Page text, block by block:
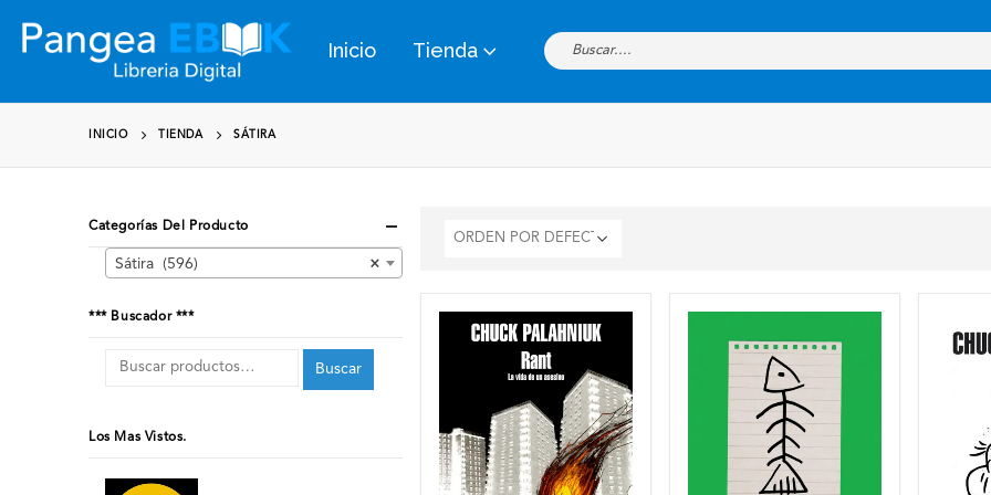
Inicio Tienda
INICIO TIENDA SÁTIRA
Categorías Del Producto
×
Sátira (596)
*** Buscador ***
Buscar
Los Mas Vistos.